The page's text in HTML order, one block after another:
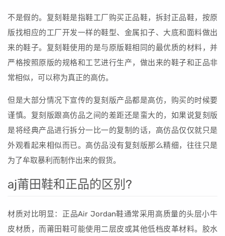
不是假的。复刻鞋是指鞋工厂购买正品鞋，拆封正品鞋，按原
版找相应的工厂开发一样的鞋型、金属扣子、大底和面料做出
来的鞋子。复刻鞋使用的是与原版鞋相同的最优质的材料，并
严格按照原版的规格和工艺进行生产，做出来的鞋子和正品非
常相似，可以称为真正的高仿。
但是大部分情况下宣传的复刻版产品都是高仿，购买的时候要
谨慎。复刻版跟高仿品之间的差距还是蛮大的，如果说复刻版
是将经典产品进行拆分一比一的复制的话，高仿品仅仅就只是
外观看起来相似而已。高仿品没有复刻版那么精细，往往只是
为了牟取暴利而制作出来的假货。
aj莆田鞋和正品的区别?
材质对比明显：正品Air Jordan鞋通常采用高质量的头层小牛
皮材质，而莆田鞋可能使用二层皮或其他低档皮革材料。胶水